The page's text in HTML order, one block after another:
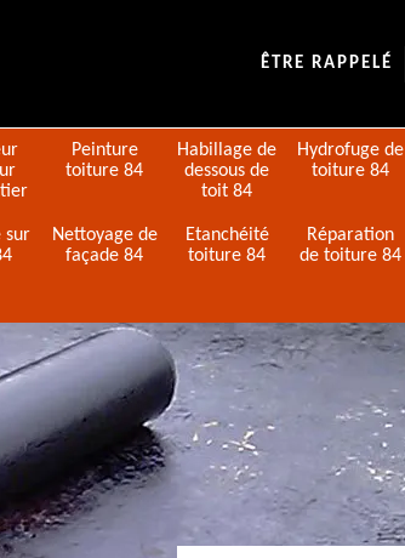
ÊTRE RAPPELÉ
Peinture
toiture 84
Habillage de
dessous de
toit 84
Hydrofuge de
toiture 84
sur
Nettoyage de
façade 84
Etanchéité
toiture 84
Réparation
de toiture 84